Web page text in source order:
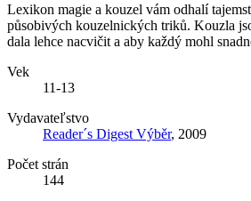
Lexikon magie a kouzel vám odhalí
působivých kouzelnických triků. Kouzla
dala lehce nacvičit a aby každý mohl
Vek
11-13
Vydavateľstvo
Reader´s Digest Výběr, 2009
Počet strán
144